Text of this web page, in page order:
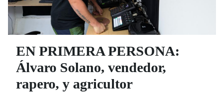
EN PRIMERA PERSONA:
Álvaro Solano, vendedor,
rapero, y agricultor